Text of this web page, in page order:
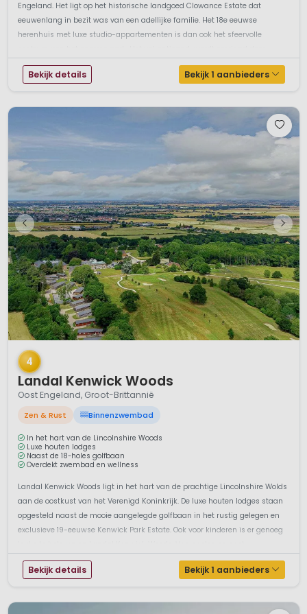
Engeland. Het ligt op het historische landgoed Clowance Estate dat
eeuwenlang in bezit was van een adellijke familie. Het 18e eeuwse
herenhuis met luxe studio-appartementen is dan ook het sfeervolle
bossen met aan de e...
Bekijk details Bekijk 1 aanbieders
1 / 12
4
Landal Kenwick Woods
Oost Engeland, Groot-Brittannië
Zen & Rust Binnenzwembad
In het hart van de Lincolnshire Woods
Luxe houten lodges
Naast de 18-holes golfbaan
Overdekt zwembad en wellness
Landal Kenwick Woods ligt in het hart van de prachtige Lincolnshire Wolds
aan de oostkust van het Verenigd Koninkrijk. De luxe houten lodges staan
opgesteld naast de mooie aangelegde golfbaan in het rustig gelegen en
exclusieve 19-eeuwse Kenwick Park Estate. Ook voor kinderen is er genoeg
Bekijk details Bekijk 1 aanbieders